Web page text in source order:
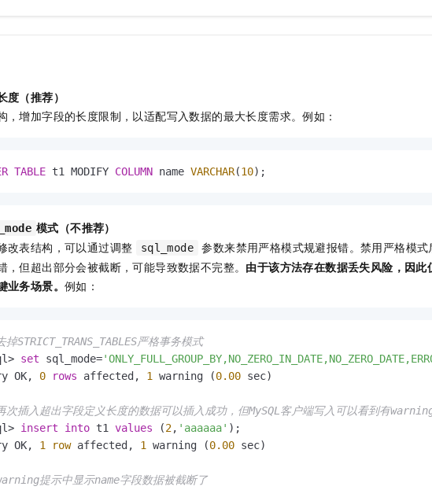
度（推荐）
，增加字段的长度限制，以适配写入数据的最大长度需求。例如：
TABLE t1 MODIFY COLUMN name VARCHAR(10);
模式（不推荐）
改表结构，可以通过调整
sql_mode
参数来禁用严格模式规避报错。禁用严格模式
，但超出部分会被截断，可能导致数据不完整。 由于该方法存在数据丢失风险，因此
业务场景。 例如：
STRICT_TRANS_TABLES严格事务模式
> set sql_mode=
OK, 0 rows affected, 1 warning (0.00 sec)
插入超出字段定义长度的数据可以插入成功，但MySQL客户端写入可以看到有
> insert into t1 values (2, 'aaaaaa' );
OK, 1 row affected, 1 warning (0.00 sec)
提示中显示name字段数据被截断了